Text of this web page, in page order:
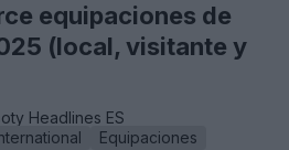
equipaciones de
(local, visitante y
Headlines ES
Equipaciones